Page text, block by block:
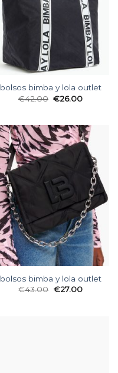
bolsos bimba y lola outlet
€42.00 €26.00
bolsos bimba y lola outlet
€43.00 €27.00